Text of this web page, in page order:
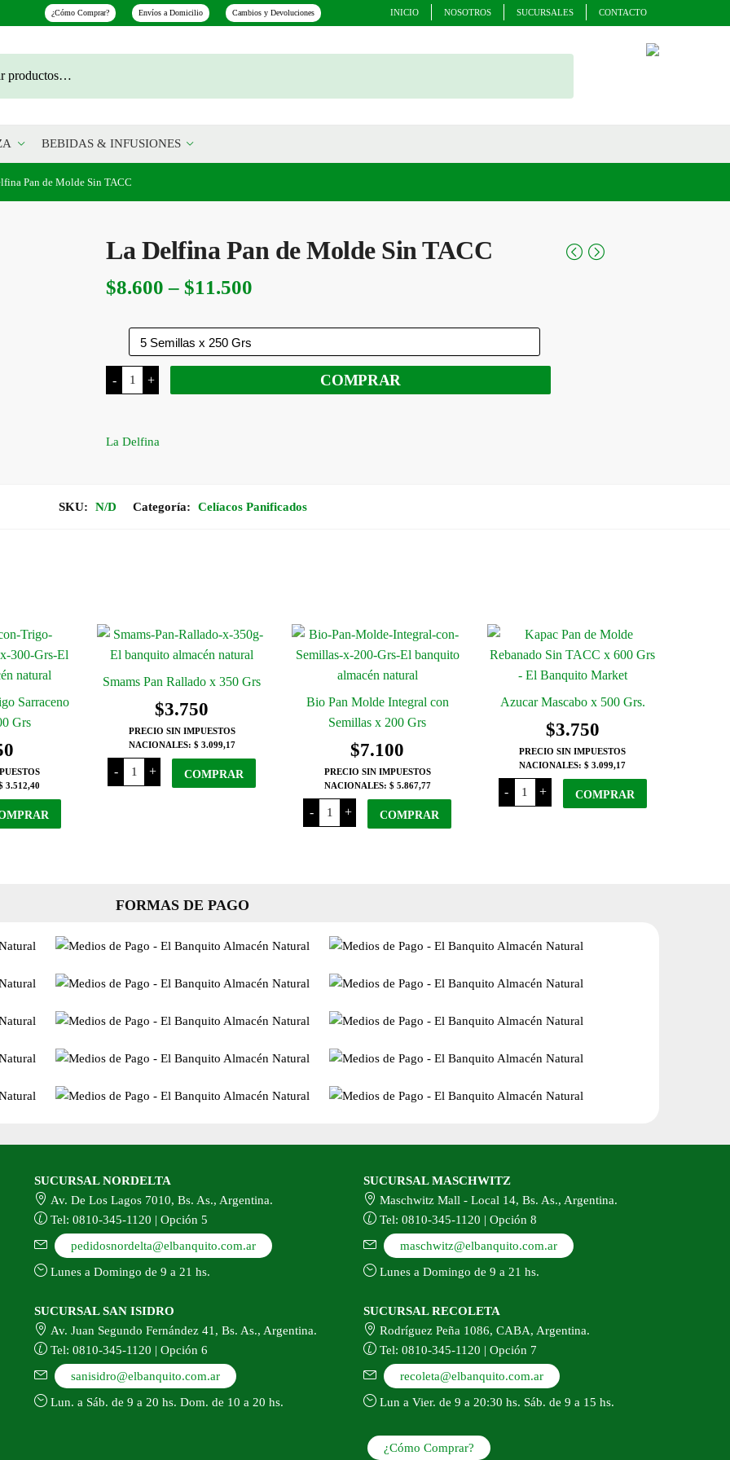
¿Cómo Comprar? Envíos a Domicilio Cambios y Devoluciones INICIO NOSOTROS SUCURSALES CONTACTO
BEBIDAS & INFUSIONES
Pan de Molde Sin TACC
La Delfina Pan de Molde Sin TACC
$8.600 – $11.500
precios:
-
La
Delfina
Pan
TACC
+ COMPRAR
La Delfina
SKU: N/D Categoría: Celíacos Panificados
Sarraceno
Grs
3.512,40
Smams Pan Rallado x 350 Grs
$3.750
PRECIO SIN IMPUESTOS
NACIONALES: $ 3.099,17
-
Smams
Pan
Rallado
+ COMPRAR
Bio Pan Molde Integral con
Semillas x 200 Grs
$7.100
PRECIO SIN IMPUESTOS
NACIONALES: $ 5.867,77
-
Bio
Pan
Molde
+ COMPRAR
Azucar Mascabo x 500 Grs.
$3.750
PRECIO SIN IMPUESTOS
NACIONALES:$ 3.099,17
-
Azucar
Mascabo
x
+ COMPRAR
FORMAS DE PAGO
SUCURSAL NORDELTA
Av. De Los Lagos 7010, Bs. As., Argentina.
Tel: 0810-345-1120 | Opción 5
pedidosnordelta@elbanquito.com.ar
Lunes a Domingo de 9 a 21 hs.
SUCURSAL SAN ISIDRO
Av. Juan Segundo Fernández 41, Bs. As., Argentina.
Tel: 0810-345-1120 | Opción 6
sanisidro@elbanquito.com.ar
Lun. a Sáb. de 9 a 20 hs. Dom. de 10 a 20 hs.
SUCURSAL MASCHWITZ
Maschwitz Mall - Local 14, Bs. As., Argentina.
Tel: 0810-345-1120 | Opción 8
maschwitz@elbanquito.com.ar
Lunes a Domingo de 9 a 21 hs.
SUCURSAL RECOLETA
Rodríguez Peña 1086, CABA, Argentina.
Tel: 0810-345-1120 | Opción 7
recoleta@elbanquito.com.ar
Lun a Vier. de 9 a 20:30 hs. Sáb. de 9 a 15 hs.
¿Cómo Comprar?